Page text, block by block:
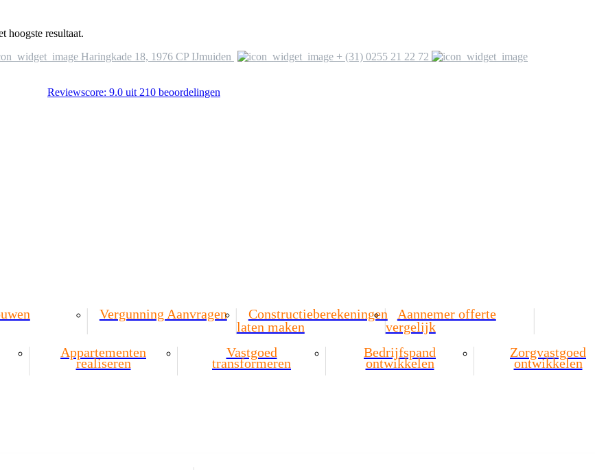
hoogste resultaat.
Haringkade 18, 1976 CP IJmuiden
+ (31) 0255 21 22 72
Reviewscore: 9.0 uit 210 beoordelingen
Vergunning Aanvragen
Constructieberekeningen
laten maken
Aannemer offerte
vergelijk
Appartementen
realiseren
Vastgoed
transformeren
Bedrijfspand
ontwikkelen
Zorgvastgoed
ontwikkelen